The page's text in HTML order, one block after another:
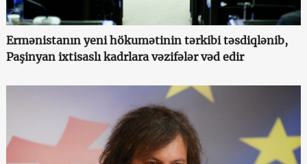
Ermənistanın yeni hökumətinin tərkibi təsdiqlənib,
Paşinyan ixtisaslı kadrlara vəzifələr vəd edir